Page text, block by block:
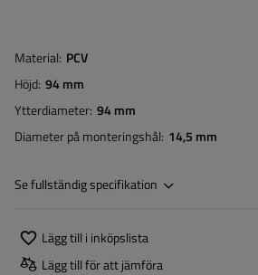
Material PCV
Höjd 94 mm
Ytterdiameter 94 mm
Diameter på monteringshål 14,5 mm
Se fullständig specifikation
Lägg till i inköpslista
Lägg till för att jämföra